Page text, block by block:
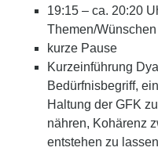
19:15 – ca. 20:20
Themen/Wünschen
kurze Pause
Kurzeinführung
Bedürfnisbegriff,
Haltung der GFK
nähren, Kohärenz
entstehen zu